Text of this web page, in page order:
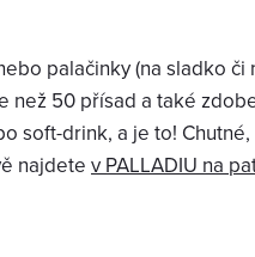
palačinky (na sladko
než 50 přísad a také
soft-drink, a je to!
najdete v PALLADIU na